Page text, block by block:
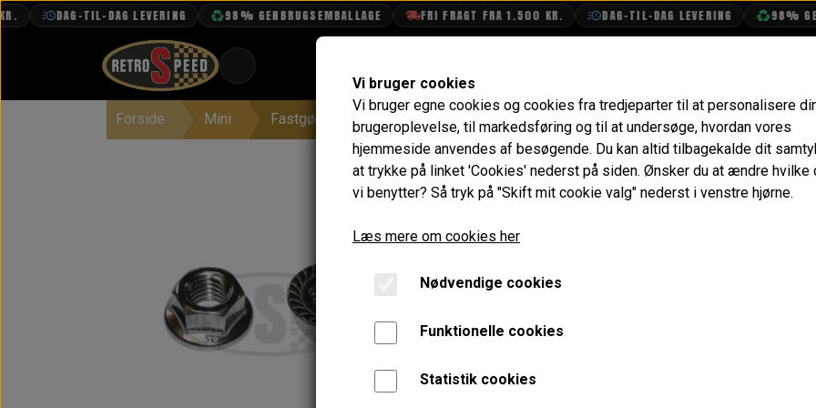
DAG-TIL-DAG LEVERING 98% GENBRUGSEMBALLAGE FRI FRAGT FRA 1.500 KR. DAG-TIL-DAG LEVERING 98%
Forside Mini Fastgørelse Møtrikker Møtrik til fastgørelse af Nummerplade
Møtrik til fastgørelse af
Varenummer: 2206000-25
Vi bruger cookies
Vi bruger egne cookies og cookies fra tredjeparter til at personalisere
brugeroplevelse, til markedsføring og til at undersøge, hvordan vores
hjemmeside anvendes af besøgende. Du kan altid tilbagekalde dit
at trykke på linket 'Cookies' nederst på siden. Ønsker du at ændre hvilke
vi benytter? Så tryk på "Skift mit cookie valg" nederst i venstre hjørne.
Læs mere om cookies her
Nødvendige cookies
Funktionelle cookies
Statistik cookies